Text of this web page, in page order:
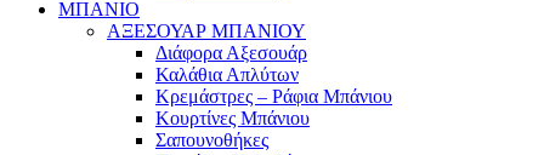
ΜΠΑΝΙΟ
ΑΞΕΣΟΥΑΡ ΜΠΑΝΙΟΥ
Διάφορα Αξεσουάρ
Καλάθια Απλύτων
Κρεμάστρες – Ράφια Μπάνιου
Κουρτίνες Μπάνιου
Σαπουνοθήκες